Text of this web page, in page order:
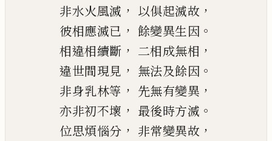
非水火風滅 ， 以俱起滅故 ，
彼相應滅已 ， 餘變異生因 。
相違相續斷 ， 二相成無相 ，
違世間現見 ， 無法及餘因 。
非身乳林等 ， 先無有變異 ，
亦非初不壞 ， 最後時方滅 。
位思煩惱分 ， 非常變異故 ，